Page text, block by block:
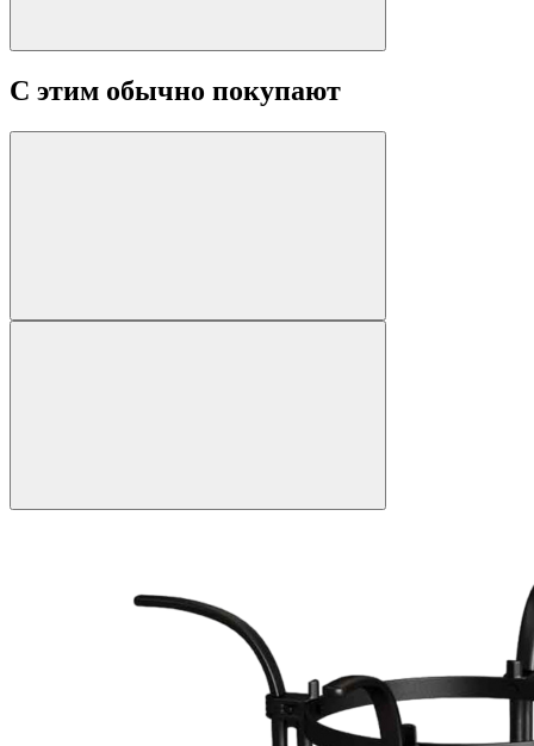
С этим обычно покупают